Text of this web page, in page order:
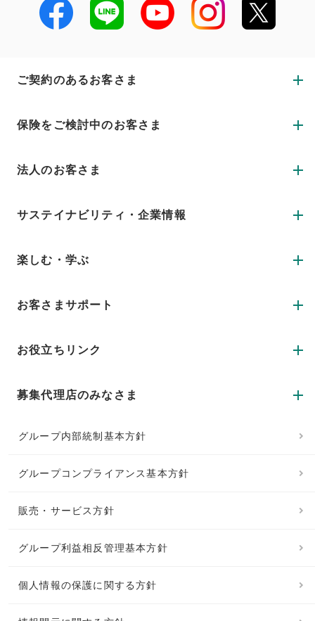
ご契約のあるお客さま
保険をご検討中のお客さま
法人のお客さま
サステイナビリティ・企業情報
楽しむ・学ぶ
お客さまサポート
お役立ちリンク
募集代理店のみなさま
グループ内部統制基本方針
グループコンプライアンス基本方針
販売・サービス方針
グループ利益相反管理基本方針
個人情報の保護に関する方針